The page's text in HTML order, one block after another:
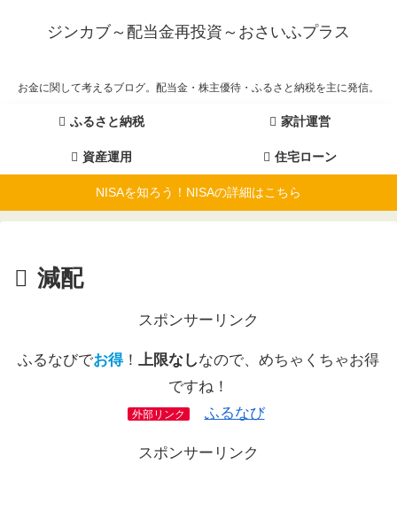
ジンカブ～配当金再投資～おさいふプラス
お金に関して考えるブログ。配当金・株主優待・ふるさと納税を主に発信。
ふるさと納税 家計運営
資産運用 住宅ローン
NISAを知ろう！NISAの詳細はこちら
減配
スポンサーリンク
ふるなびでお得！ 上限なしなので、めちゃくちゃお得
ですね！
外部リンク ふるなび
スポンサーリンク